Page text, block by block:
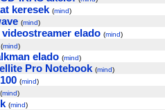
keresek (mind)
(mind)
videostreamer elado (mind)
(mind)
elado (mind)
Pro Notebook (mind)
(mind)
(mind)
(mind)